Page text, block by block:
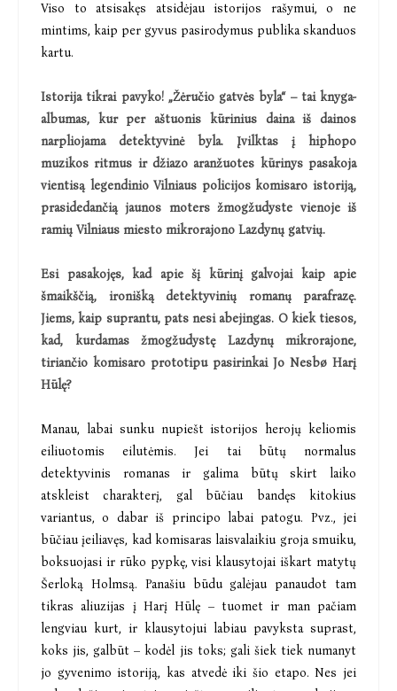
Viso to atsisakęs atsidėjau istorijos rašymui, o ne
mintims, kaip per gyvus pasirodymus publika skanduos
kartu.
Istorija tikrai pavyko! „Žėručio gatvės byla“ – tai knyga-
albumas, kur per aštuonis kūrinius daina iš dainos
narpliojama detektyvinė byla. Įvilktas į hiphopo
muzikos ritmus ir džiazo aranžuotes kūrinys pasakoja
vientisą legendinio Vilniaus policijos komisaro istoriją,
prasidedančią jaunos moters žmogžudyste vienoje iš
ramių Vilniaus miesto mikrorajono Lazdynų gatvių.
Esi pasakojęs, kad apie šį kūrinį galvojai kaip apie
šmaikščią, ironišką detektyvinių romanų parafrazę.
Jiems, kaip suprantu, pats nesi abejingas. O kiek tiesos,
kad, kurdamas žmogžudystę Lazdynų mikrorajone,
tiriančio komisaro prototipu pasirinkai Jo Nesbø Harį
Hūlę?
Manau, labai sunku nupiešt istorijos herojų keliomis
eiliuotomis eilutėmis. Jei tai būtų normalus
detektyvinis romanas ir galima būtų skirt laiko
atskleist charakterį, gal būčiau bandęs kitokius
variantus, o dabar iš principo labai patogu. Pvz., jei
būčiau įeiliavęs, kad komisaras laisvalaikiu groja smuiku,
boksuojasi ir rūko pypkę, visi klausytojai iškart matytų
Šerloką Holmsą. Panašiu būdu galėjau panaudot tam
tikras aliuzijas į Harį Hūlę – tuomet ir man pačiam
lengviau kurt, ir klausytojui labiau pavyksta suprast,
koks jis, galbūt – kodėl jis toks; gali šiek tiek numanyt
jo gyvenimo istoriją, kas atvedė iki šio etapo. Nes jei